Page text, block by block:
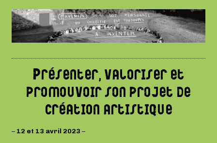
Présenter, valoriser et
promouvoir son projet de
création artistique
– 12 et 13 avril 2023 –